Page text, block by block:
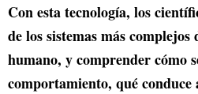
Con esta tecnología, los
de los sistemas más
humano, y comprender cómo
comportamiento, qué conduce